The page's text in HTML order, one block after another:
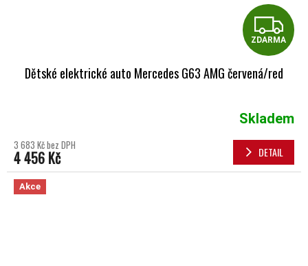
ZDARMA
Dětské elektrické auto Mercedes G63 AMG červená/red
Skladem
3 683 Kč bez DPH
4 456 Kč DETAIL
Akce